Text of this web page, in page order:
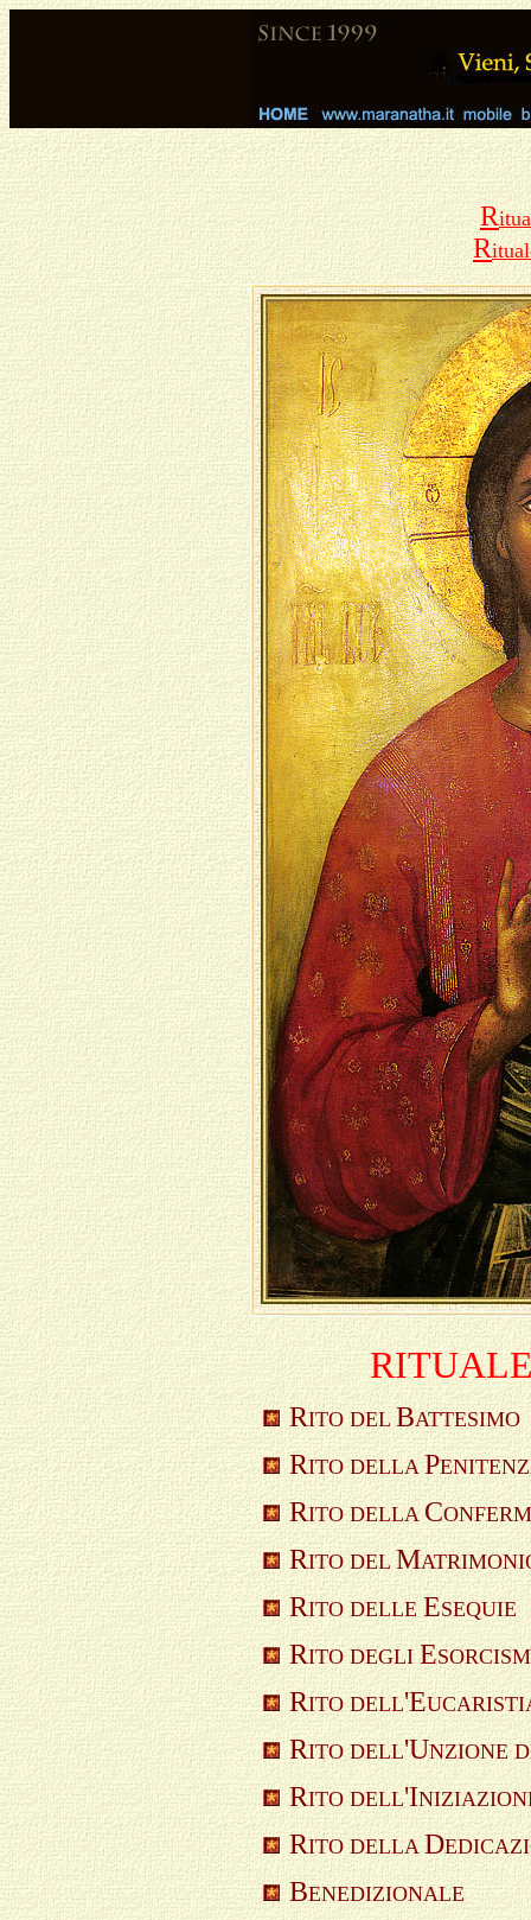
R
R
R
RITO DEL BATTESIMO
RITO DELLAP
RITO DELLA C
RITO DEL M
RITO DELLE ESEQUIE
RITO DEGLI E
RITO DELL'E
RITO DELL'UNZIONE
RITO DELL'I
RITO DELLA D
BENEDIZIONALE